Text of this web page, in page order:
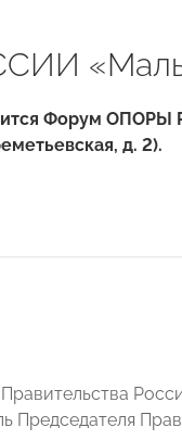
«Малый
Форум
д. 2).
Председателя